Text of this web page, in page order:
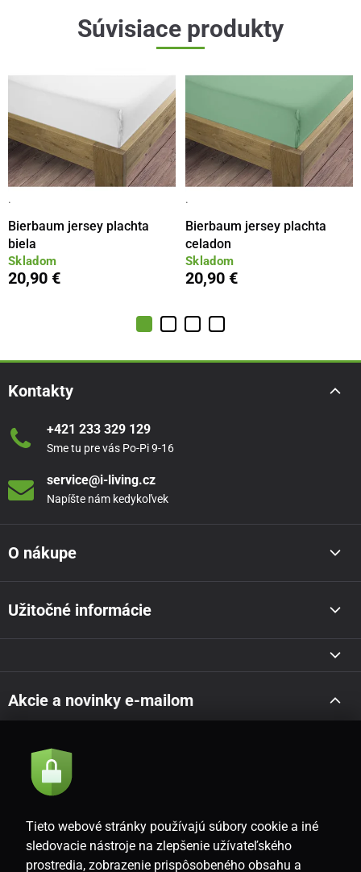
Súvisiace produkty
·
Bierbaum jersey plachta
biela
Skladom
20,90 €
·
Bierbaum jersey plachta
celadon
Skladom
20,90 €
Kontakty
+421 233 329 129
Sme tu pre vás Po-Pi 9-16
service@i-living.cz
Napíšte nám kedykoľvek
O nákupe
Užitočné informácie
Akcie a novinky e-mailom
Súhlasím so
Tieto webové stránky používajú súbory cookie a iné
sledovacie nástroje na zlepšenie užívateľského
prostredia, zobrazenie prispôsobeného obsahu a